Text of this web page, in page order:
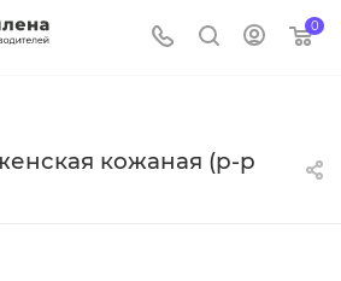
0
кожаная (р-р